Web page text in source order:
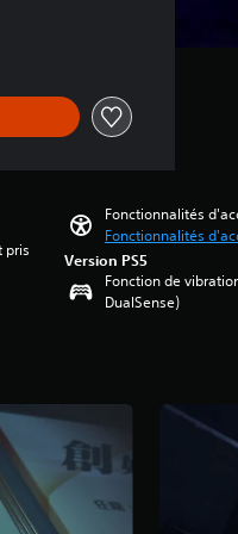
pris
Fonctionnalités
Fonctionnalités
Version PS5
Fonction de
DualSense)